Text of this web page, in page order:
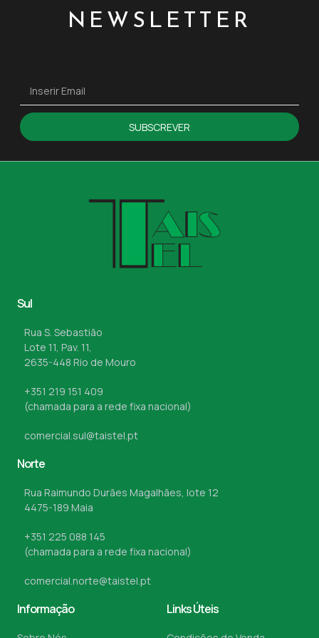
NEWSLETTER
SUBSCREVER
Sul
Rua S. Sebastião
Lote 11, Pav. 11,
2635-448 Rio de Mouro
+351 219 151 409
(chamada para a rede fixa nacional)
comercial.sul@taistel.pt
Norte
Rua Raimundo Durães Magalhães, lote 12
4475-189 Maia
+351 225 088 145
(chamada para a rede fixa nacional)
comercial.norte@taistel.pt
Informação Links Úteis